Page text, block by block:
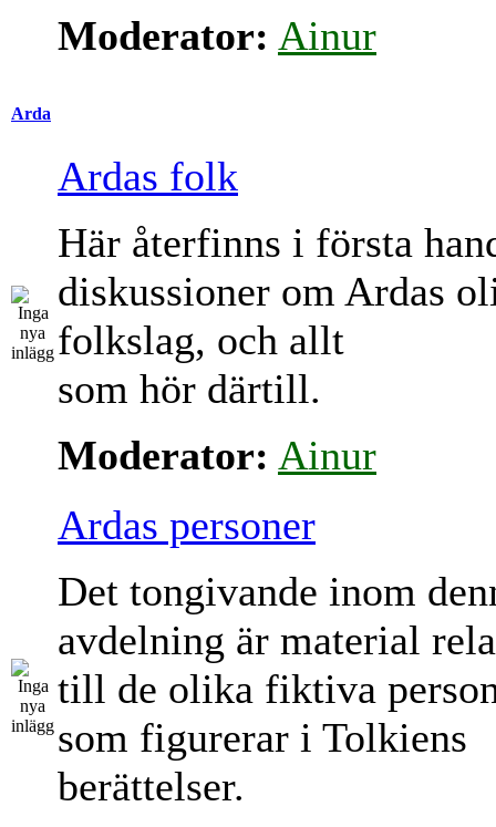
Moderator: Ainur
Arda
Ardas folk
Här återfinns i första
diskussioner om Ardas
folkslag, och allt
som hör därtill.
Moderator: Ainur
Ardas personer
Det tongivande inom
avdelning är material
till de olika fiktiva
som figurerar i Tolkiens
berättelser.